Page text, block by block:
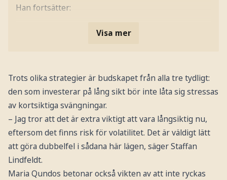
Han fortsätter:
Visa mer
Trots olika strategier är budskapet från alla tre tydligt:
den som investerar på lång sikt bör inte låta sig stressas
av kortsiktiga svängningar.
– Jag tror att det är extra viktigt att vara långsiktig nu,
eftersom det finns risk för volatilitet. Det är väldigt lätt
att göra dubbelfel i sådana här lägen, säger Staffan
Lindfeldt.
Maria Qundos betonar också vikten av att inte ryckas